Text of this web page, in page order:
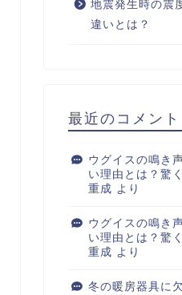
地震発生時の震
違いとは？
最近のコメント
ウグイスの鳴き
い理由とは？驚
重成 より
ウグイスの鳴き
い理由とは？驚
重成 より
冬の暖房器具に